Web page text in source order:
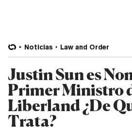
Noticias Law and Order
Justin Sun es
Primer Ministro
Liberland ¿De
Trata?